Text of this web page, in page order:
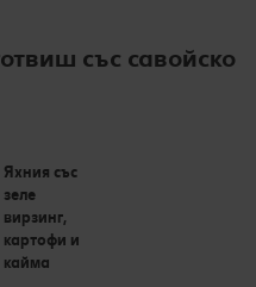
със савойско
Яхния със
зеле
вирзинг,
картофи и
кайма